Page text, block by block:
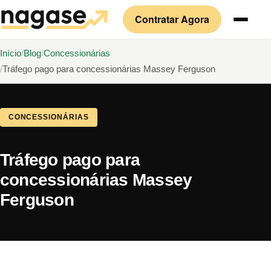
Contratar Agora
Início Blog Concessionárias
Tráfego pago para concessionárias Massey Ferguson
CONCESSIONÁRIAS
Tráfego pago para
concessionárias Massey
Ferguson